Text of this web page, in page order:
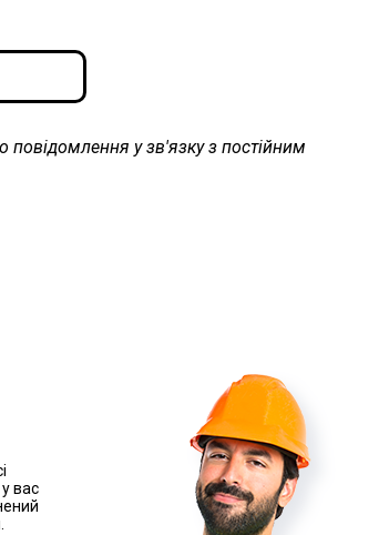
повідомлення у зв'язку з постійним
вас